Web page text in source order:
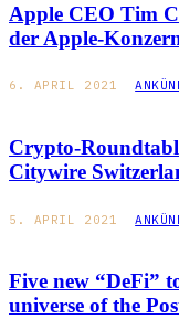
Apple CEO Tim
der Apple-
6. APRIL 2021
Crypto-
Citywire
5. APRIL 2021
Five new “DeFi”
universe of the